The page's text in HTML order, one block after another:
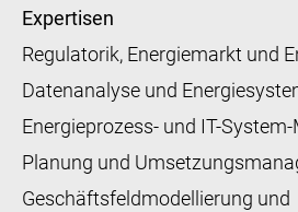
Expertisen
Regulatorik, Energiemarkt und
Datenanalyse und
Energieprozess- und IT-
Planung und
Geschäftsfeldmodellierung und